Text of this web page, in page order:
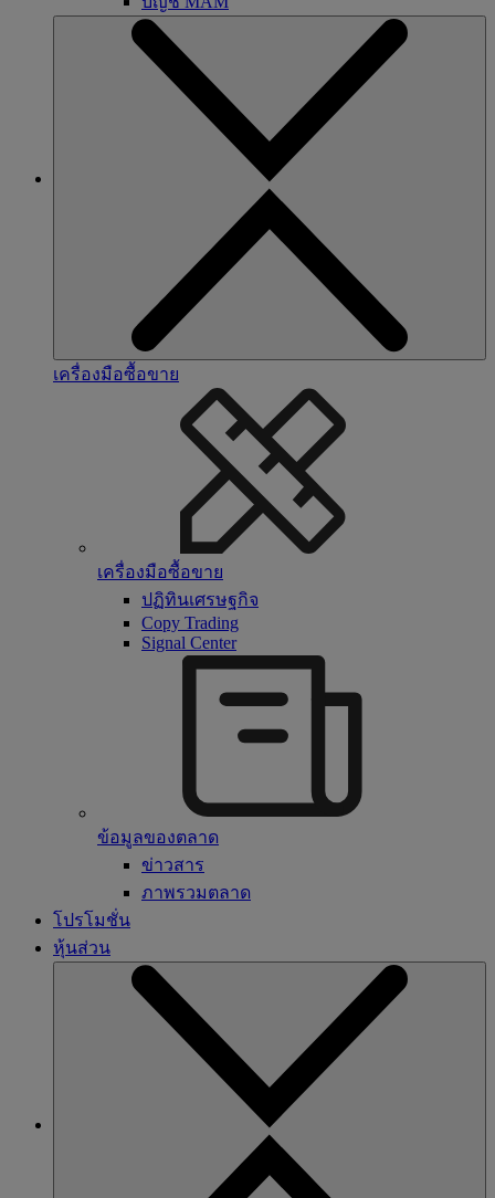
เครื่องมือซื้อขาย
เครื่องมือซื้อขาย
ปฏิทินเศรษฐกิจ
Copy Trading
Signal Center
ข้อมูลของตลาด
ข่าวสาร
ภาพรวมตลาด
โปรโมชั่น
หุ้นส่วน